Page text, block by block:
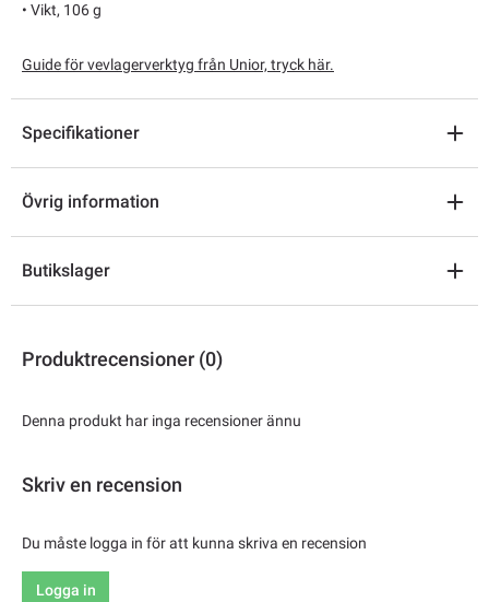
• Vikt, 106 g
Guide för vevlagerverktyg från Unior, tryck här.
Specifikationer
Övrig information
Butikslager
Produktrecensioner (0)
Denna produkt har inga recensioner ännu
Skriv en recension
Du måste logga in för att kunna skriva en recension
Logga in